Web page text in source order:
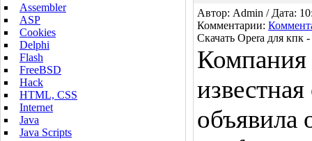
Assembler
ASP
Cookies
Delphi
Flash
FreeBSD
Hack
HTML, CSS
Internet
Java
Java Scripts
Автор: Admin / Дата:
Комментарии:
Скачать Opera для кпк
Компания
объявила